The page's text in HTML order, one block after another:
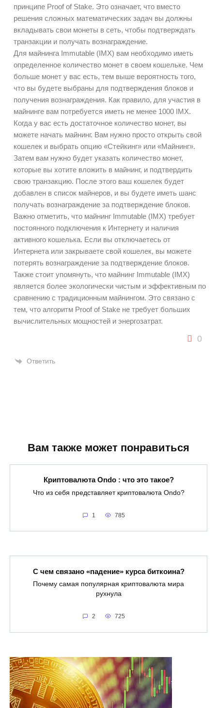
принципе Proof of Stake. Это означает, что вместо
решения сложных математических задач вы должны
вкладывать свои монеты в сеть, чтобы подтверждать
транзакции и получать вознаграждение.
Для майнинга Immutable (IMX) вам необходимо иметь
определенное количество монет в своем кошельке. Чем
больше монет у вас есть, тем выше вероятность того,
что вы будете выбраны для подтверждения блоков и
получения вознаграждения. Как правило, для участия в
майнинге вам потребуется иметь не менее 1000 IMX.
Когда у вас есть достаточное количество монет, вы
можете начать майнинг. Вам нужно просто открыть свой
кошелек и выбрать опцию «Стейкинг» или «Майнинг».
Затем вам нужно будет указать количество монет,
которые вы хотите вложить в майнинг, и подтвердить
свою транзакцию. После этого ваш кошелек будет
добавлен в список майнеров, и вы будете иметь шанс
получать вознаграждение за подтверждение блоков.
Важно отметить, что майнинг Immutable (IMX) требует
постоянного подключения к Интернету и наличия
активного кошелька. Если вы отключаетесь от
Интернета или закрываете свой кошелек, вы можете
потерять вознаграждение за подтверждение блоков.
Также стоит упомянуть, что майнинг Immutable (IMX)
является более экологически чистым и эффективным по
сравнению с традиционным майнингом. Это связано с
тем, что алгоритм Proof of Stake не требует больших
вычислительных мощностей и энергозатрат.
0
Ответить
Вам также может понравиться
Криптовалюта Ondo : что это такое?
Что из себя представляет криптовалюта Ondo?
1 785
С чем связано «падение» курса биткоина?
Почему самая популярная криптовалюта мира
рухнула
2 725